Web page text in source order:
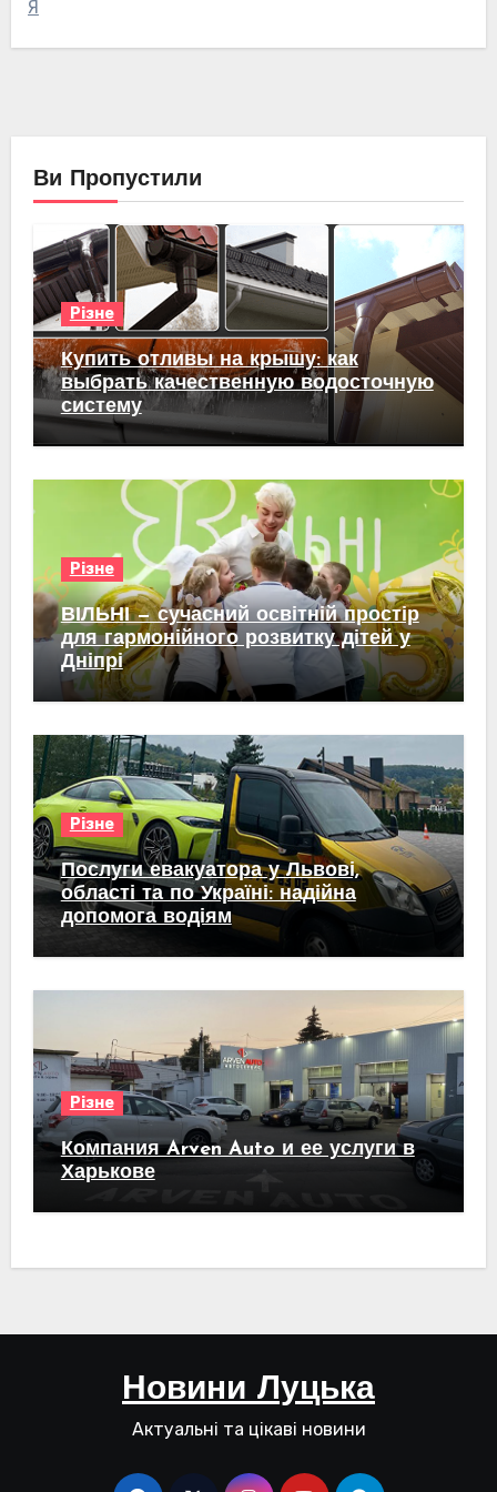
Я
Ви Пропустили
Різне
Купить отливы на крышу: как
выбрать качественную водосточную
систему
Різне
ВІЛЬНІ — сучасний освітній простір
для гармонійного розвитку дітей у
Дніпрі
Різне
Послуги евакуатора у Львові,
області та по Україні: надійна
допомога водіям
Різне
Компания Arven Auto и ее услуги в
Харькове
Новини Луцька
Актуальні та цікаві новини